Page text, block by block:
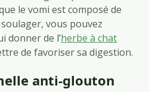
le vomi est composé de
vous pouvez
donner de l’herbe à chat
de favoriser sa digestion.
anti-glouton